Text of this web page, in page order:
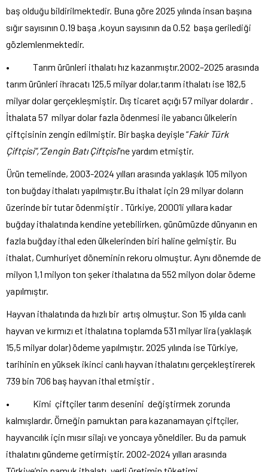
baş olduğu bildirilmektedir. Buna göre 2025 yılında insan başına
sığır sayısının 0.19 başa ,koyun sayısının da 0.52 başa gerilediği
gözlemlenmektedir.
• Tarım ürünleri ithalatı hız kazanmıştır.2002–2025 arasında
tarım ürünleri ihracatı 125,5 milyar dolar,tarım ithalatı ise 182,5
milyar dolar gerçekleşmiştir. Dış ticaret açığı 57 milyar dolardır .
İthalata 57 milyar dolar fazla ödenmesi ile yabancı ülkelerin
çiftçisinin zengin edilmiştir. Bir başka deyişle “Fakir Türk
Çiftçisi”,”Zengin Batı Çiftçisi”ne yardım etmiştir.
Ürün temelinde, 2003-2024 yılları arasında yaklaşık 105 milyon
ton buğday ithalatı yapılmıştır.Bu ithalat için 29 milyar doların
üzerinde bir tutar ödenmiştir . Türkiye, 2000’li yıllara kadar
buğday ithalatında kendine yetebilirken, günümüzde dünyanın en
fazla buğday ithal eden ülkelerinden biri haline gelmiştir. Bu
ithalat, Cumhuriyet döneminin rekoru olmuştur. Aynı dönemde de
milyon 1,1 milyon ton şeker ithalatına da 552 milyon dolar ödeme
yapılmıştır.
Hayvan ithalatında da hızlı bir artış olmuştur. Son 15 yılda canlı
hayvan ve kırmızı et ithalatına toplamda 531 milyar lira (yaklaşık
15,5 milyar dolar) ödeme yapılmıştır. 2025 yılında ise Türkiye,
tarihinin en yüksek ikinci canlı hayvan ithalatını gerçekleştirerek
739 bin 706 baş hayvan ithal etmiştir .
• Kimi çiftçiler tarım desenini değiştirmek zorunda
kalmışlardır. Örneğin pamuktan para kazanamayan çiftçiler,
hayvancılık için mısır silajı ve yoncaya yöneldiler. Bu da pamuk
ithalatını gündeme getirmiştir. 2002-2024 yılları arasında